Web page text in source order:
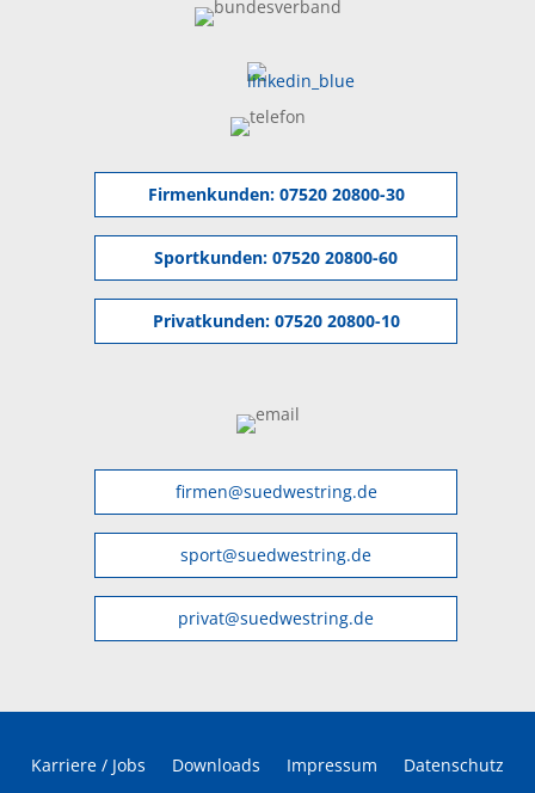
Firmenkunden: 07520 20800-30
Sportkunden: 07520 20800-60
Privatkunden: 07520 20800-10
firmen@suedwestring.de
sport@suedwestring.de
privat@suedwestring.de
Karriere / Jobs Downloads Impressum Datenschutz